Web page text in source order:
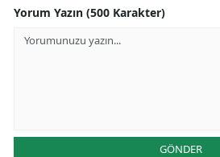
Yorum Yazın (500 Karakter)
GÖNDER